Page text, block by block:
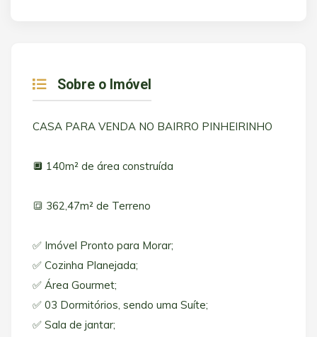
Sobre o Imóvel
CASA PARA VENDA NO BAIRRO PINHEIRINHO
🔲 140m² de área construída
🔳 362,47m² de Terreno
✅ Imóvel Pronto para Morar;
✅ Cozinha Planejada;
✅ Área Gourmet;
✅ 03 Dormitórios, sendo uma Suíte;
✅ Sala de jantar;